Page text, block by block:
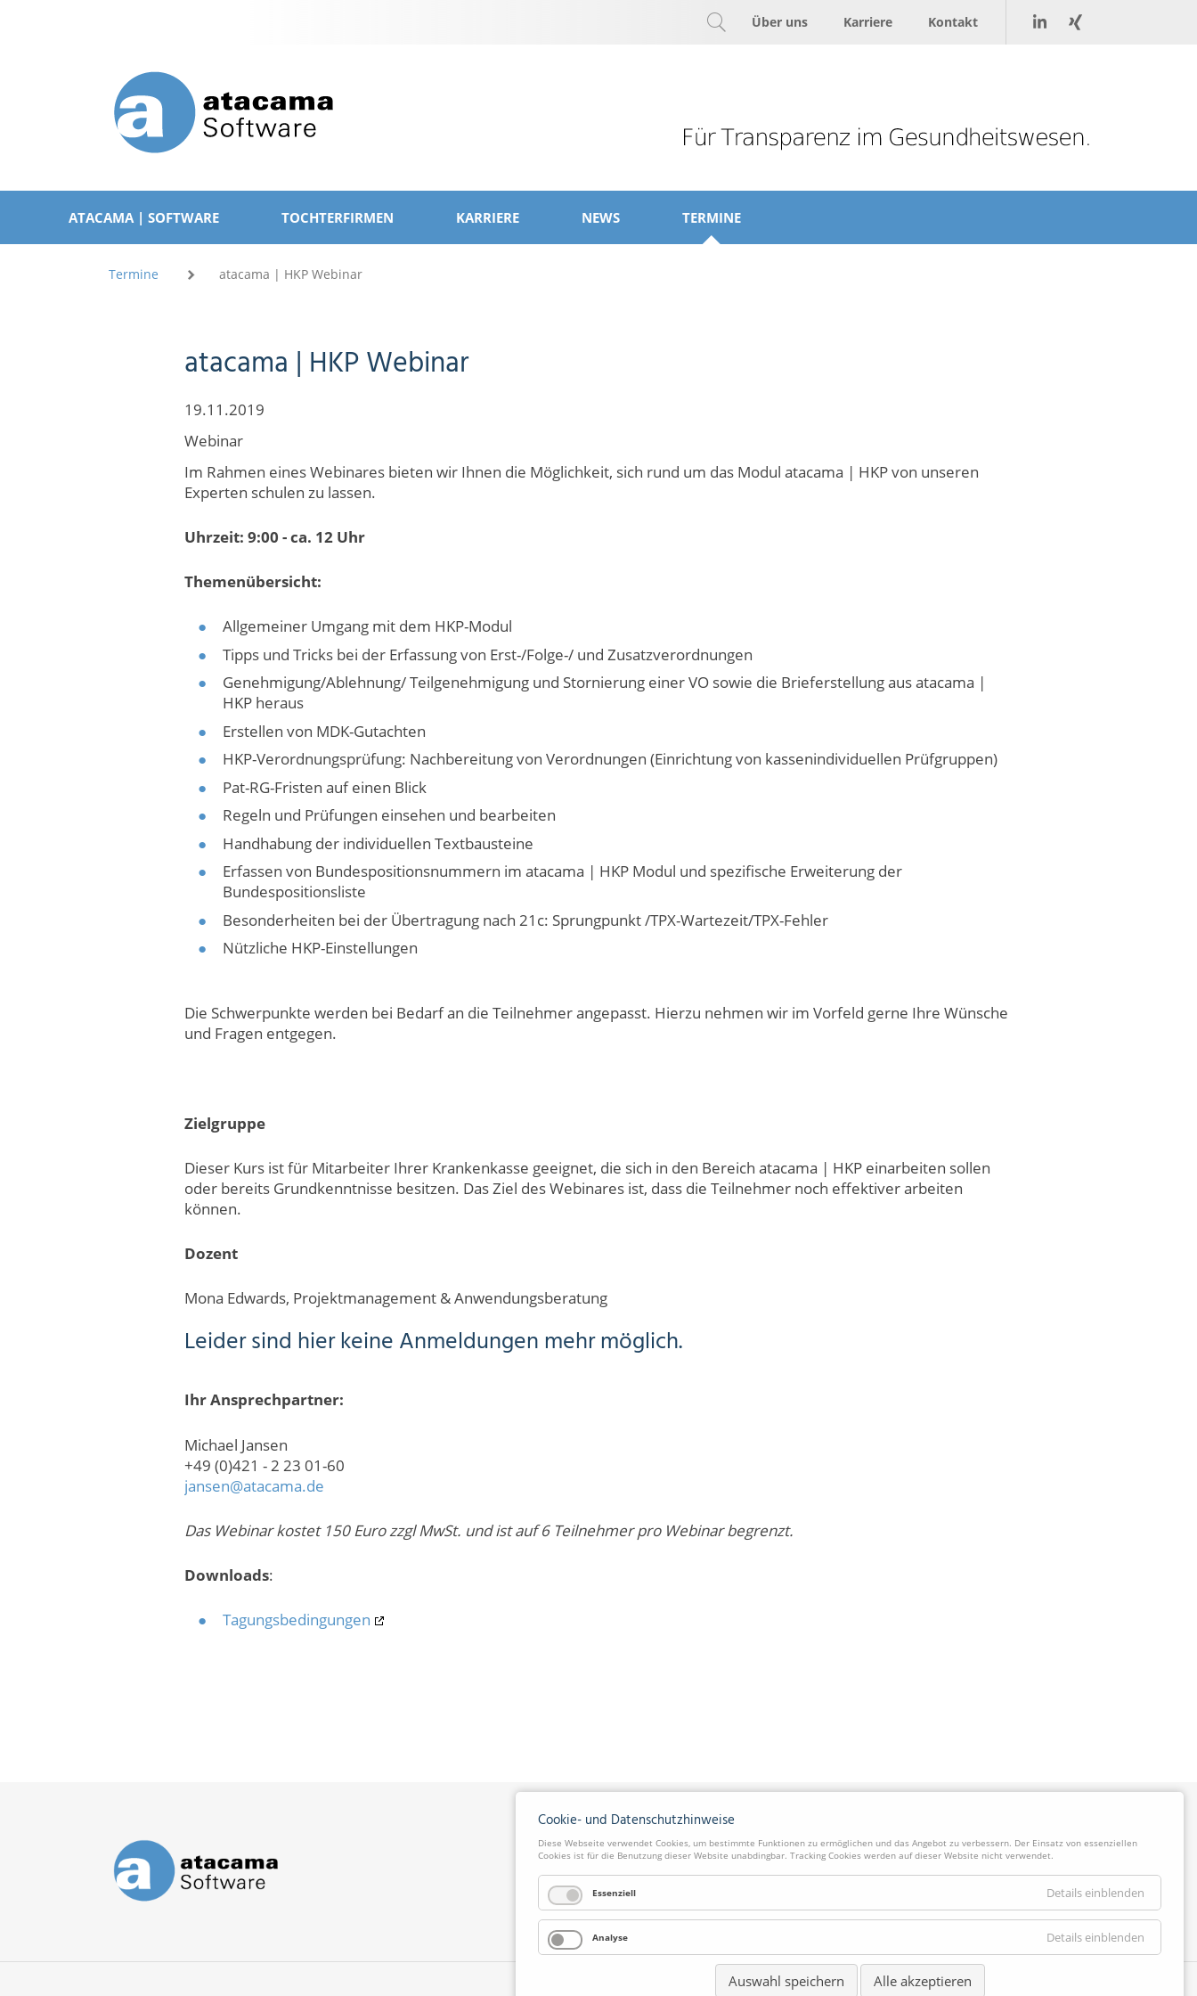
Kontakt
Karriere
Über uns
NAVIGATION
ÜBERSPRINGENATACAMA | SOFTWARE TOCHTERFIRMEN KARRIERE NEWS TERMINE
Termine atacama | HKP Webinar
atacama | HKP Webinar
19.11.2019
Webinar
Im Rahmen eines Webinares bieten wir Ihnen die Möglichkeit, sich rund um das Modul atacama | HKP von unseren
Experten schulen zu lassen.
Uhrzeit: 9:00 - ca. 12 Uhr
Themenübersicht:
Allgemeiner Umgang mit dem HKP-Modul
Tipps und Tricks bei der Erfassung von Erst-/Folge-/ und Zusatzverordnungen
Genehmigung/Ablehnung/ Teilgenehmigung und Stornierung einer VO sowie die Brieferstellung aus atacama |
HKP heraus
Erstellen von MDK-Gutachten
HKP-Verordnungsprüfung: Nachbereitung von Verordnungen (Einrichtung von kassenindividuellen Prüfgruppen)
Pat-RG-Fristen auf einen Blick
Regeln und Prüfungen einsehen und bearbeiten
Handhabung der individuellen Textbausteine
Erfassen von Bundespositionsnummern im atacama | HKP Modul und spezifische Erweiterung der
Bundespositionsliste
Besonderheiten bei der Übertragung nach 21c: Sprungpunkt /TPX-Wartezeit/TPX-Fehler
Nützliche HKP-Einstellungen
Die Schwerpunkte werden bei Bedarf an die Teilnehmer angepasst. Hierzu nehmen wir im Vorfeld gerne Ihre Wünsche
und Fragen entgegen.
Zielgruppe
Dieser Kurs ist für Mitarbeiter Ihrer Krankenkasse geeignet, die sich in den Bereich atacama | HKP einarbeiten sollen
oder bereits Grundkenntnisse besitzen. Das Ziel des Webinares ist, dass die Teilnehmer noch effektiver arbeiten
können.
Dozent
Mona Edwards, Projektmanagement & Anwendungsberatung
Leider sind hier keine Anmeldungen mehr möglich.
Ihr Ansprechpartner:
Michael Jansen
+49 (0)421 - 2 23 01-60
jansen@atacama.de
Das Webinar kostet 150 Euro zzgl MwSt. und ist auf 6 Teilnehmer pro Webinar begrenzt.
Downloads:
Tagungsbedingungen
Cookie- und Datenschutzhinweise
Diese Webseite verwendet Cookies, um bestimmte Funktionen zu ermöglichen und das Angebot zu verbessern. Der Einsatz von essenziellen
Cookies ist für die Benutzung dieser Website unabdingbar. Tracking Cookies werden auf dieser Website nicht verwendet.
Essenziell Details einblenden
Analyse Details einblenden
Auswahl speichern Alle akzeptieren